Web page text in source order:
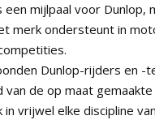
mijlpaal voor Dunlop,
merk ondersteunt in
Dunlop-rijders en -
de op maat gemaakte
vrijwel elke discipline